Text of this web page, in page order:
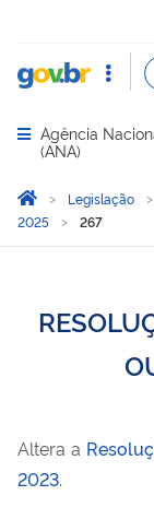
Abrir menu
Agência
(ANA)
Você está aqui:
Página Inicial
Legislação
2025
267
Altera a
2023.